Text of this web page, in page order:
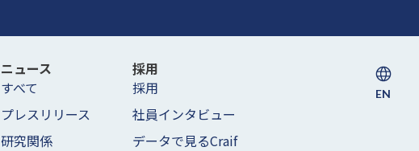
ニュース
すべて
プレスリリース
研究関係
採用
採用
社員インタビュー
データで見るCraif
EN